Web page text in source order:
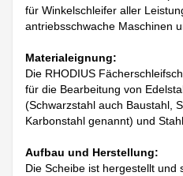
für Winkelschleifer aller
antriebsschwache Maschinen
Materialeignung:
Die RHODIUS
für die Bearbeitung von
(Schwarzstahl auch Baustahl,
Karbonstahl genannt) und
Aufbau und Herstellung:
Die Scheibe ist hergestellt und